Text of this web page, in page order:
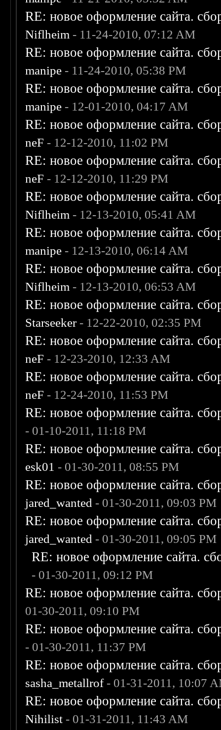
RE: новое оформление сайта.
Niflheim - 11-24-2010, 07:12 AM
RE: новое оформление сайта.
manipe - 11-24-2010, 05:38 PM
RE: новое оформление сайта.
manipe - 12-01-2010, 04:17 AM
RE: новое оформление сайта.
neF - 12-12-2010, 11:02 PM
RE: новое оформление сайта.
neF - 12-12-2010, 11:29 PM
RE: новое оформление сайта.
Niflheim - 12-13-2010, 05:41 AM
RE: новое оформление сайта.
manipe - 12-13-2010, 06:14 AM
RE: новое оформление сайта.
Niflheim - 12-13-2010, 06:53 AM
RE: новое оформление сайта.
Starseeker- 12-22-2010, 02:35 PM
RE: новое оформление сайта.
neF - 12-23-2010, 12:33 AM
RE: новое оформление сайта.
neF - 12-24-2010, 11:53 PM
RE: новое оформление сайта.
- 01-10-2011, 11:18 PM
RE: новое оформление сайта.
esk01 - 01-30-2011, 08:55 PM
RE: новое оформление сайта.
jared_wanted - 01-30-2011, 09:03 PM
RE: новое оформление сайта.
jared_wanted - 01-30-2011, 09:05 PM
RE: новое оформление сайта.
- 01-30-2011, 09:12 PM
RE: новое оформление сайта.
01-30-2011, 09:10 PM
RE: новое оформление сайта.
- 01-30-2011, 11:37 PM
RE: новое оформление сайта.
sasha_metallrof- 01-31-2011, 10:07
RE: новое оформление сайта.
Nihilist - 01-31-2011, 11:43 AM